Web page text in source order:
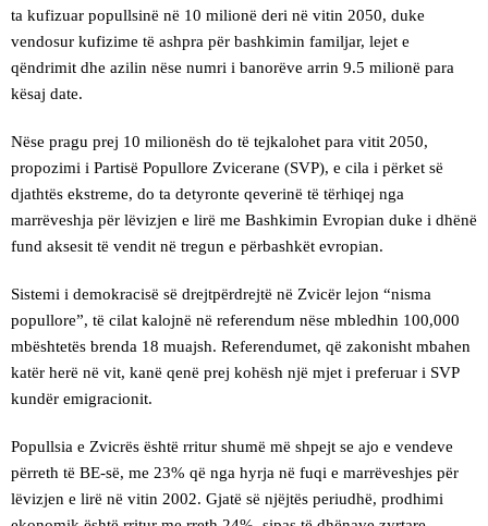
ta kufizuar popullsinë në 10 milionë deri në vitin 2050, duke
vendosur kufizime të ashpra për bashkimin familjar, lejet e
qëndrimit dhe azilin nëse numri i banorëve arrin 9.5 milionë para
kësaj date.
Nëse pragu prej 10 milionësh do të tejkalohet para vitit 2050,
propozimi i Partisë Popullore Zvicerane (SVP), e cila i përket së
djathtës ekstreme, do ta detyronte qeverinë të tërhiqej nga
marrëveshja për lëvizjen e lirë me Bashkimin Evropian duke i dhënë
fund aksesit të vendit në tregun e përbashkët evropian.
Sistemi i demokracisë së drejtpërdrejtë në Zvicër lejon “nisma
popullore”, të cilat kalojnë në referendum nëse mbledhin 100,000
mbështetës brenda 18 muajsh. Referendumet, që zakonisht mbahen
katër herë në vit, kanë qenë prej kohësh një mjet i preferuar i SVP
kundër emigracionit.
Popullsia e Zvicrës është rritur shumë më shpejt se ajo e vendeve
përreth të BE-së, me 23% që nga hyrja në fuqi e marrëveshjes për
lëvizjen e lirë në vitin 2002. Gjatë së njëjtës periudhë, prodhimi